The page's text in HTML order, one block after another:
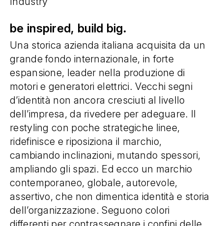
be inspired, build big.
Una storica azienda italiana acquisita da un
grande fondo internazionale, in forte
espansione, leader nella produzione di
motori e generatori elettrici. Vecchi segni
d’identità non ancora cresciuti al livello
dell’impresa, da rivedere per adeguare. Il
restyling con poche strategiche linee,
ridefinisce e riposiziona il marchio,
cambiando inclinazioni, mutando spessori,
ampliando gli spazi. Ed ecco un marchio
contemporaneo, globale, autorevole,
assertivo, che non dimentica identità e storia
dell’organizzazione. Seguono colori